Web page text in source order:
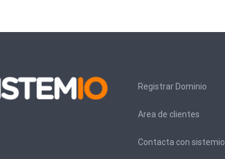
Registrar Dominio
Area de clientes
Contacta con sistemio